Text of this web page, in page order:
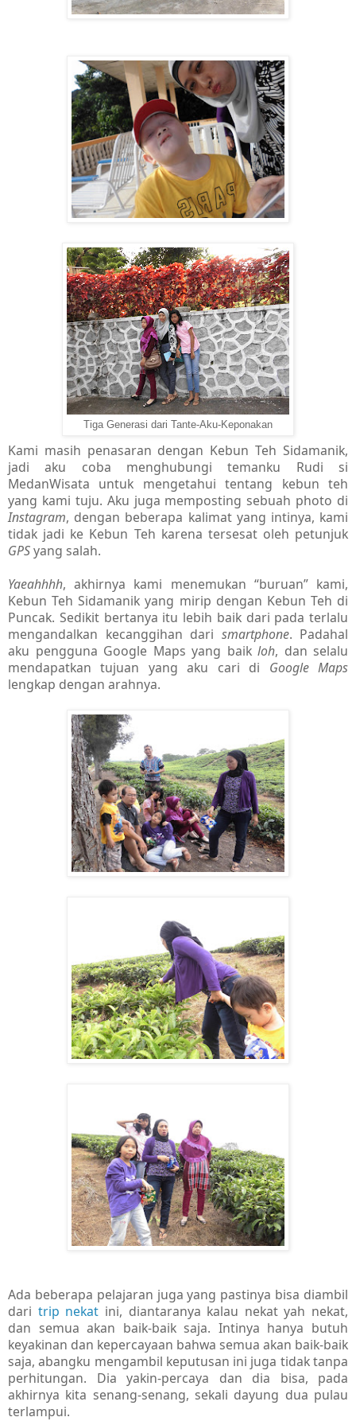
Tiga Generasi dari Tante-Aku-Keponakan
Kami masih penasaran dengan Kebun Teh Sidamanik,
jadi aku coba menghubungi temanku Rudi si
MedanWisata untuk mengetahui tentang kebun teh
yang kami tuju. Aku juga memposting sebuah photo di
Instagram, dengan beberapa kalimat yang intinya, kami
tidak jadi ke Kebun Teh karena tersesat oleh petunjuk
GPSyang salah.
Yaeahhhh, akhirnya kami menemukan “buruan” kami,
Kebun Teh Sidamanik yang mirip dengan Kebun Teh di
Puncak. Sedikit bertanya itu lebih baik dari pada terlalu
mengandalkan kecanggihan dari smartphone. Padahal
aku pengguna Google Maps yang baik loh, dan selalu
mendapatkan tujuan yang aku cari di Google Maps
lengkap dengan arahnya.
Ada beberapa pelajaran juga yang pastinya bisa diambil
dari trip nekat ini, diantaranya kalau nekat yah nekat,
dan semua akan baik-baik saja. Intinya hanya butuh
keyakinan dan kepercayaan bahwa semua akan baik-baik
saja, abangku mengambil keputusan ini juga tidak tanpa
perhitungan. Dia yakin-percaya dan dia bisa, pada
akhirnya kita senang-senang, sekali dayung dua pulau
terlampui.